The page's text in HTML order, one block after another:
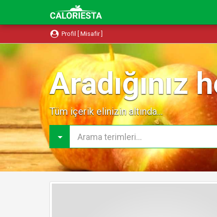
Profil [ Misafir ]
Aradığınız
Tüm içerik elinizin altında...